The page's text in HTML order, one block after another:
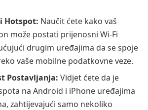
Hotspot: Naučit ćete kako vaš
može postati prijenosni Wi-Fi
drugim uređajima da se spoje
vaše mobilne podatkovne veze.
Postavljanja: Vidjet ćete da je
na Android i iPhone uređajima
zahtijevajući samo nekoliko